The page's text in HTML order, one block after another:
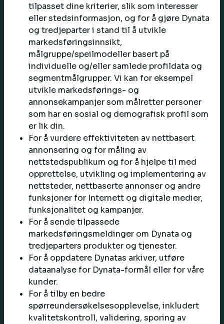
tilpasset dine kriterier, slik som interesser
eller stedsinformasjon, og for å gjøre Dynata
og tredjeparter i stand til å utvikle
markedsføringsinnsikt,
målgruppe/speilmodeller basert på
individuelle og/eller samlede profildata og
segmentmålgrupper. Vi kan for eksempel
utvikle markedsførings- og
annonsekampanjer som målretter personer
som har en sosial og demografisk profil som
er lik din.
For å vurdere effektiviteten av nettbasert
annonsering og for måling av
nettstedspublikum og for å hjelpe til med
opprettelse, utvikling og implementering av
nettsteder, nettbaserte annonser og andre
funksjoner for Internett og digitale medier,
funksjonalitet og kampanjer.
For å sende tilpassede
markedsføringsmeldinger om Dynata og
tredjeparters produkter og tjenester.
For å oppdatere Dynatas arkiver, utføre
dataanalyse for Dynata-formål eller for våre
kunder.
For å tilby en bedre
spørreundersøkelsesopplevelse, inkludert
kvalitetskontroll, validering, sporing av